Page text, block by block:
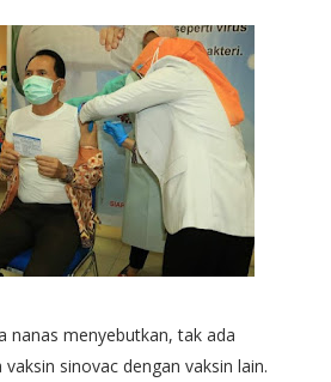
nanas menyebutkan, tak ada
sinovac dengan vaksin lain.